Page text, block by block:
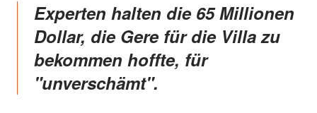
Experten halten die 65 Millionen
Dollar, die Gere für die Villa zu
bekommen hoffte, für
"unverschämt".